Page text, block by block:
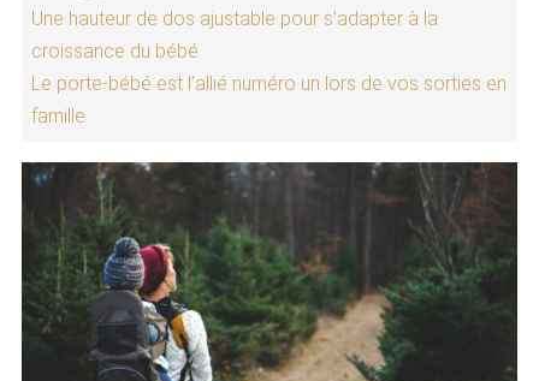
Une hauteur de dos ajustable pour s’adapter à la
croissance du bébé
Le porte-bébé est l’allié numéro un lors de vos sorties en
famille